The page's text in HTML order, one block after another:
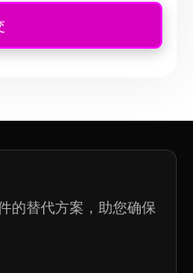
的替代方案，助您确保